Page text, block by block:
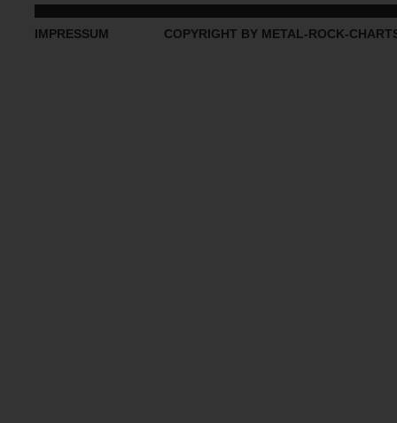
IMPRESSUM COPYRIGHT BY METAL-ROCK-